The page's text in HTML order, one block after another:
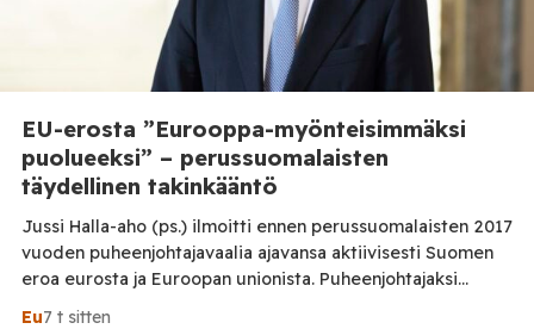
EU-erosta ”Eurooppa-myönteisimmäksi
puolueeksi” – perussuomalaisten
täydellinen takinkääntö
Jussi Halla-aho (ps.) ilmoitti ennen perussuomalaisten 2017
vuoden puheenjohtajavaalia ajavansa aktiivisesti Suomen
eroa eurosta ja Euroopan unionista. Puheenjohtajaksi
valintansa jälkeen hän kuvasi EU-eroa kuitenkin
Eu7 t sitten